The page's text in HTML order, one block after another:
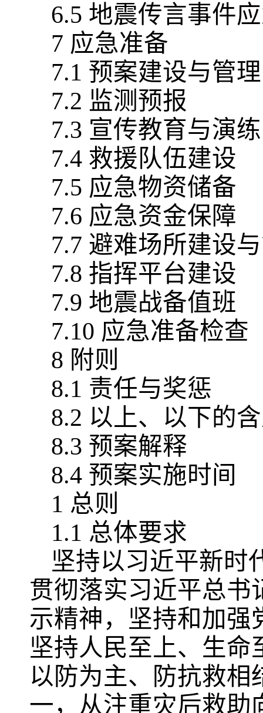
6.5 地震传言事件
7 应急准备
7.1 预案建设与管理
7.2 监测预报
7.3 宣传教育与演练
7.4 救援队伍建设
7.5 应急物资储备
7.6 应急资金保障
7.7 避难场所建设
7.8 指挥平台建设
7.9 地震战备值班
7.10 应急准备检查
8 附则
8.1 责任与奖惩
8.2 以上、以下的
8.3 预案解释
8.4 预案实施时间
1 总则
1.1 总体要求
坚持以习近平新时
贯彻落实习近平总书
示精神，坚持和加强
坚持人民至上、生
以防为主、防抗救
一，从注重灾后救助